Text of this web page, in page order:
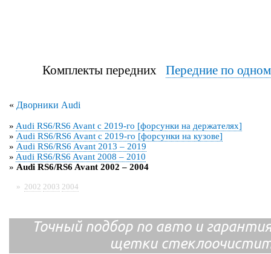
Комплекты передних Передние по
« Дворники Audi
» Audi RS6/RS6 Avant с 2019-го [форсунки на держателях]
» Audi RS6/RS6 Avant с 2019-го [форсунки на кузове]
» Audi RS6/RS6 Avant 2013 – 2019
» Audi RS6/RS6 Avant 2008 – 2010
» Audi RS6/RS6 Avant 2002 – 2004
» 2002 2003 2004
Точный подбор по авто и
щетки